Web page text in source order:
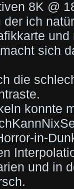
8K @
ich
und
sich
die
konnte
in-
und in